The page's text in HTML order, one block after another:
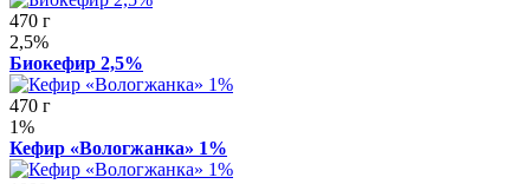
470 г
2,5%
Биокефир 2,5%
470 г
1%
Кефир «Вологжанка» 1%